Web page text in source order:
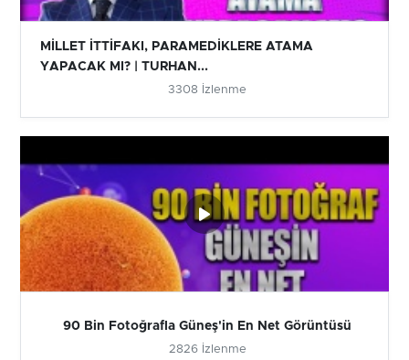
MİLLET İTTİFAKI, PARAMEDİKLERE ATAMA
YAPACAK MI? | TURHAN...
3308 İzlenme
90 Bin Fotoğrafla Güneş'in En Net Görüntüsü
2826 İzlenme